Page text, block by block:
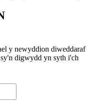
y newyddion diweddaraf
digwydd yn syth i'ch